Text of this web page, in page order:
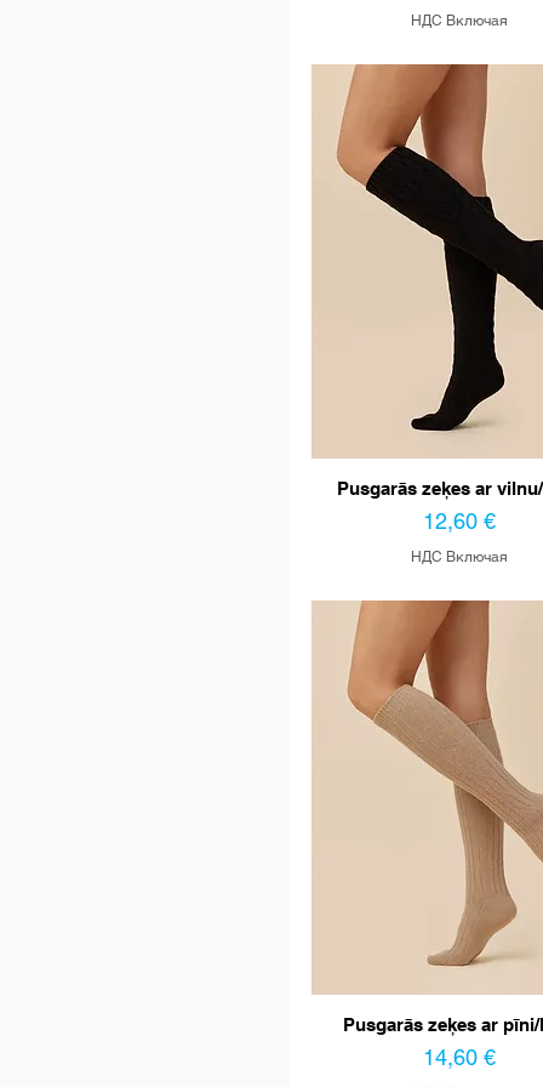
НДС Включая
Pusgarās zeķes ar
Цена
12,60 €
НДС Включая
Pusgarās zeķes ar
Цена
14,60 €